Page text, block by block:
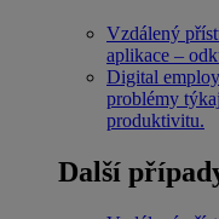
Vzdálený
aplikace –
Digital
problémy
produktivitu.
Další